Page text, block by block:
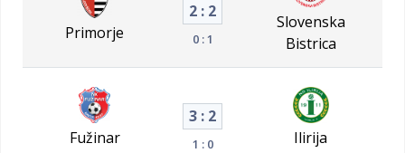
Primorje
2 : 2
0 : 1
Slovenska
Bistrica
Fužinar
3 : 2
1 : 0 Ilirija